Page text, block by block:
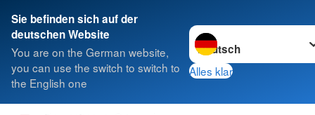
Sie befinden sich auf der
deutschen Website
You are on the German website,
you can use the switch to switch to
the English one
Sprache wechseln zu
Alles klar